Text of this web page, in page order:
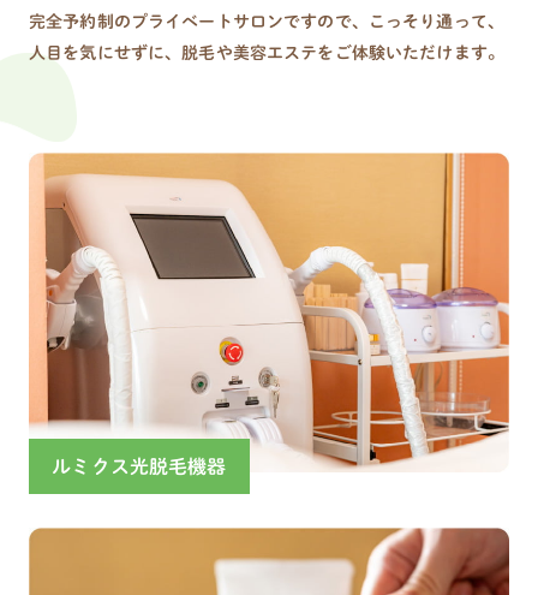
完全予約制のプライベートサロンですので、こっそり通って、
人目を気にせずに、脱毛や美容エステをご体験いただけます。
ルミクス光脱毛機器